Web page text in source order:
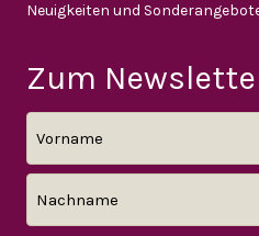
Neuigkeiten und
Zum